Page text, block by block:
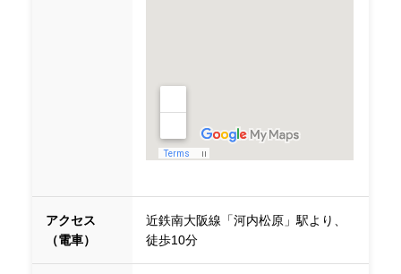
アクセス
（電車）
近鉄南大阪線「河内松原」駅より、
徒歩10分